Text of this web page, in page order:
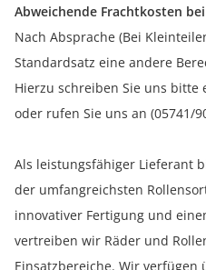
Abweichende Frachtkosten
Nach Absprache (Bei
Standardsatz eine andere
Hierzu schreiben Sie uns bitte
oder rufen Sie uns an (05741/
Als leistungsfähiger Lieferant
der umfangreichsten
innovativer Fertigung und
vertreiben wir Räder und
Einsatzbereiche. Wir verfügen